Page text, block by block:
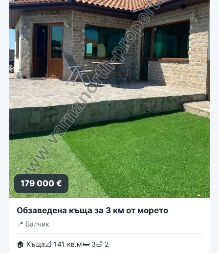
179 000 €
Обзаведена къща за 3 км от морето
📍 Балчик
🏠 Къща📐 141 кв.м🛏 3🛁 2